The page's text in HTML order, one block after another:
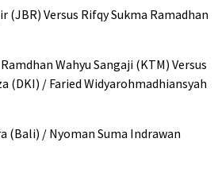
(JBR) Versus Rifqy Sukma Ramadhan
Wahyu Sangaji (KTM) Versus
(DKI) / Faried Widyarohmadhiansyah
(Bali) / Nyoman Suma Indrawan